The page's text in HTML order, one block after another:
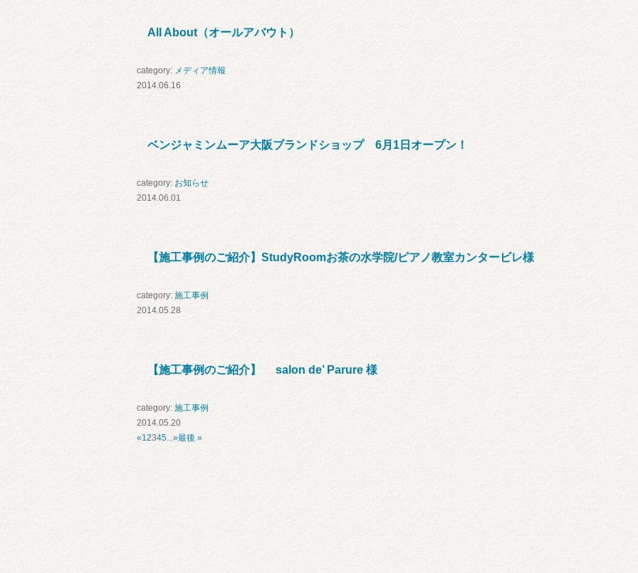
All About（オールアバウト）
category: メディア情報
2014.06.16
ベンジャミンムーア大阪ブランドショップ 6月1日オープン！
category: お知らせ
2014.06.01
【施工事例のご紹介】StudyRoomお茶の水学院/ピアノ教室カンタービレ様
category: 施工事例
2014.05.28
【施工事例のご紹介】 salon de’ Parure 様
category: 施工事例
2014.05.20
«12345...»最後 »